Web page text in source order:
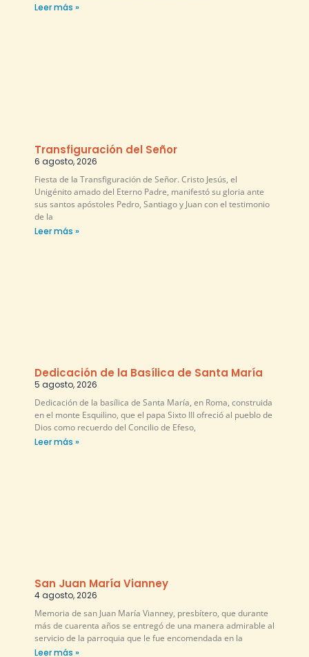
Leer más »
Transfiguración del Señor
6 agosto, 2026
Fiesta de la Transfiguración de Señor. Cristo Jesús, el
Unigénito amado del Eterno Padre, manifestó su gloria ante
sus santos apóstoles Pedro, Santiago y Juan con el testimonio
de la
Leer más »
Dedicación de la Basílica de Santa María
5 agosto, 2026
Dedicación de la basílica de Santa María, en Roma, construida
en el monte Esquilino, que el papa Sixto III ofreció al pueblo de
Dios como recuerdo del Concilio de Efeso,
Leer más »
San Juan María Vianney
4 agosto, 2026
Memoria de san Juan María Vianney, presbítero, que durante
más de cuarenta años se entregó de una manera admirable al
servicio de la parroquia que le fue encomendada en la
Leer más »